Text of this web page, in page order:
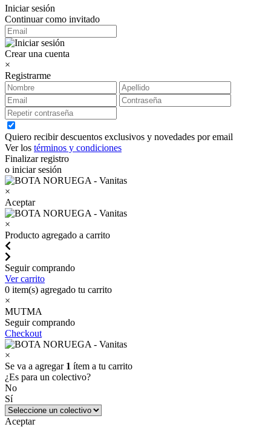
Iniciar sesión
Continuar como invitado
Crear una cuenta
×
Registrarme
Quiero recibir descuentos exclusivos y novedades por email
Ver los términos y condiciones
Finalizar registro
o iniciar sesión
×
Aceptar
×
Producto agregado a carrito
Seguir comprando
Ver carrito
0 item(s) agregado tu carrito
×
MUTMA
Seguir comprando
Checkout
×
Se va a agregar 1 ítem a tu carrito
¿Es para un colectivo?
No
Sí
Aceptar